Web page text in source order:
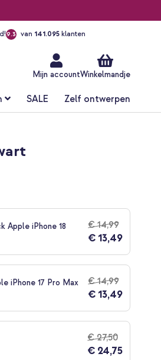
9.3 van 141.095klanten
Mijn accountWinkelmandje
SALE Zelf ontwerpen
Apple iPhone 18
€ 14,99
€ 13,49
iPhone 17 Pro Max
€ 14,99
€ 13,49
€ 27,50
€ 24,75